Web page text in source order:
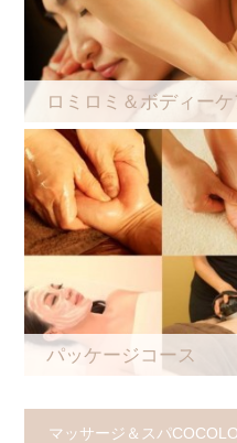
ロミロミ＆ボディーケ
パッケージコース
マッサージ＆スパ